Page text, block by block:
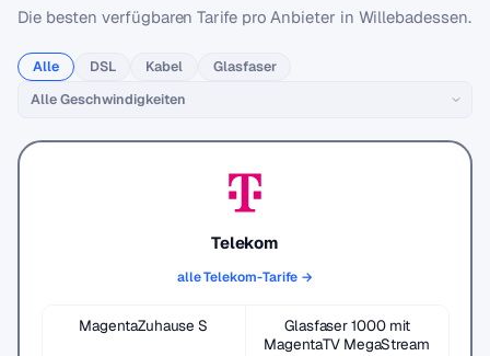
Die besten verfügbaren Tarife pro Anbieter in Willebadessen.
Alle DSL Kabel Glasfaser
Telekom
alle Telekom-Tarife →
MagentaZuhause S
Glasfaser 1000 mit
MagentaTV MegaStream